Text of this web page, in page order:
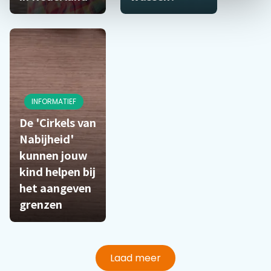
INFORMATIEF
De 'Cirkels van
Nabijheid'
kunnen jouw
kind helpen bij
het aangeven
grenzen
Laad meer